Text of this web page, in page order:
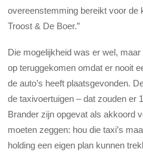
overeenstemming bereikt voor de
Troost & De Boer.”
Die mogelijkheid was er wel,
op teruggekomen omdat er nooit
de auto’s heeft plaatsgevonden.
de taxivoertuigen – dat zouden er
Brander zijn opgevat als akkoord
moeten zeggen: hou die taxi’s
holding een eigen plan kunnen